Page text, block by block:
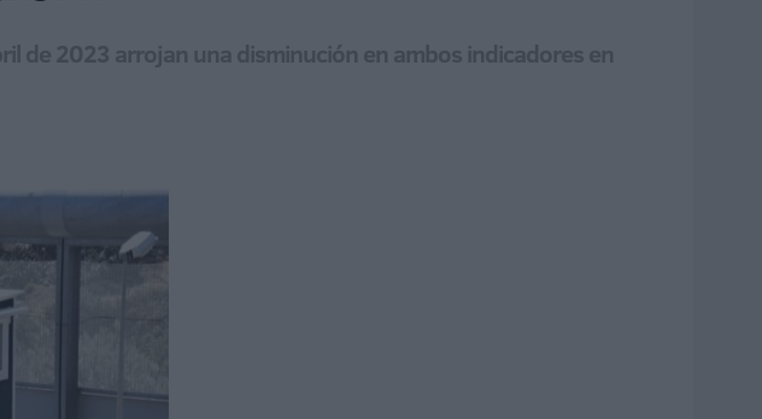
de 2023 arrojan una disminución en ambos indicadores en